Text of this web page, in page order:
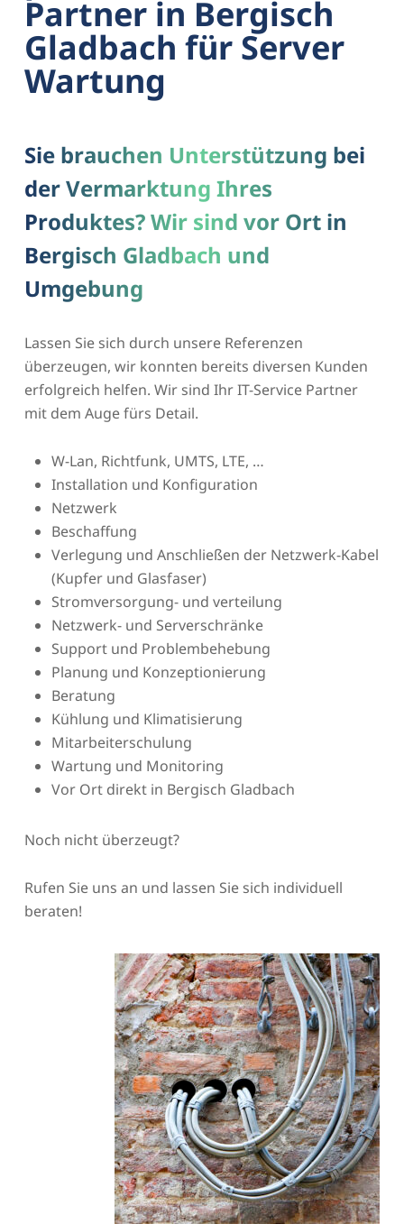
Partner in Bergisch
Gladbach für Server
Wartung
Sie brauchen Unterstützung bei
der Vermarktung Ihres
Produktes? Wir sind vor Ort in
Bergisch Gladbach und
Umgebung
Lassen Sie sich durch unsere Referenzen
überzeugen, wir konnten bereits diversen Kunden
erfolgreich helfen. Wir sind Ihr IT-Service Partner
mit dem Auge fürs Detail.
W-Lan, Richtfunk, UMTS, LTE, …
Installation und Konfiguration
Netzwerk
Beschaffung
Verlegung und Anschließen der Netzwerk-Kabel
(Kupfer und Glasfaser)
Stromversorgung- und verteilung
Netzwerk- und Serverschränke
Support und Problembehebung
Planung und Konzeptionierung
Beratung
Kühlung und Klimatisierung
Mitarbeiterschulung
Wartung und Monitoring
Vor Ort direkt in Bergisch Gladbach
Noch nicht überzeugt?
Rufen Sie uns an und lassen Sie sich individuell
beraten!